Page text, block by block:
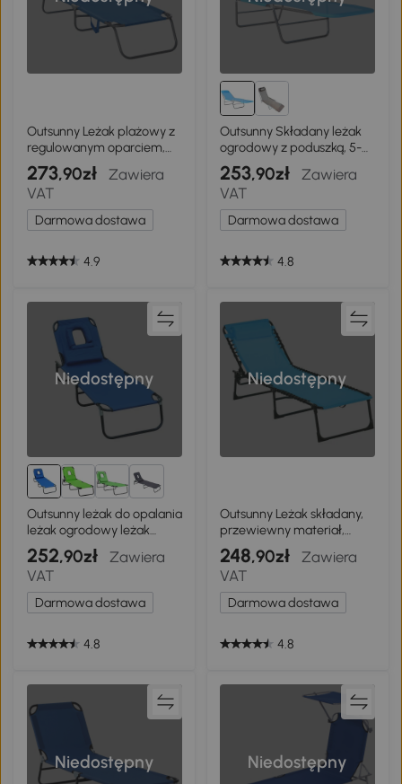
Outsunny Leżak plażowy z
regulowanym oparciem,
składany fotel plażowy,
leżak ogrodowy o nośności
do 120 kg, na balkon, taras,
Oxford, niebieski
273,90zł
Zawiera
VAT
Darmowa dostawa
4.9
Outsunny Składany leżak
ogrodowy z poduszką, 5-
pozycyjne regulowane
oparcie do 120 kg, niebieski
253,90zł
Zawiera
VAT
Darmowa dostawa
4.8
Niedostępny
1+
Outsunny leżak do opalania
leżak ogrodowy leżak
relaksacyjny poduszka z
okienkiem do czytania
składany niebieski
252,90zł
Zawiera
VAT
Darmowa dostawa
4.8
Niedostępny
Outsunny Leżak składany,
przewiewny materiał,
metalowa rama, 189 x 58 x
30 cm, niebieski
248,90zł
Zawiera
VAT
Darmowa dostawa
4.8
Niedostępny Niedostępny